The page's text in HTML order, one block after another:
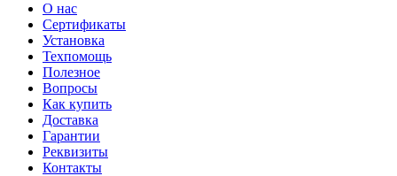
О нас
Сертификаты
Установка
Техпомощь
Полезное
Вопросы
Как купить
Доставка
Гарантии
Реквизиты
Контакты